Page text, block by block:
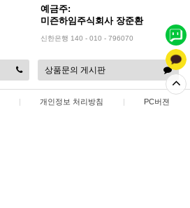
예금주:
미즌하임주식회사 장준환
신한은행 140 - 010 - 796070
상품문의 게시판
| 개인정보 처리방침 | PC버젼